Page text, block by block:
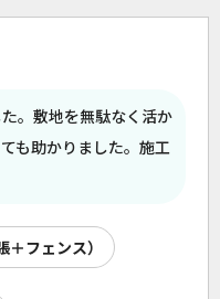
。敷地を無駄なく活か
も助かりました。施工
フェンス）